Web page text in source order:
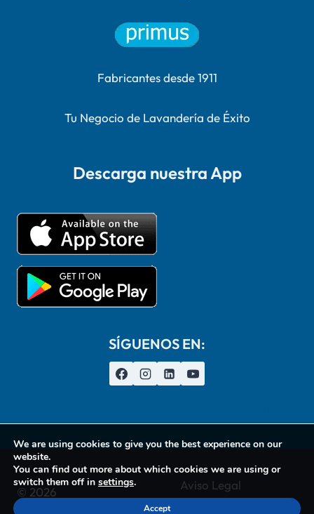
Fabricantes desde 1911
Tu Negocio de Lavandería de Éxito
Descarga nuestra App
SÍGUENOS EN:
© 2026
Aviso Legal
Política de Privacidade
We are using cookies to give you the best experience on our
website.
You can find out more about which cookies we are using or
switch them off in settings.
Accept